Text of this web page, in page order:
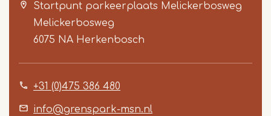
Startpunt parkeerplaats Melickerbosweg
Melickerbosweg
6075 NA Herkenbosch
+31 (0)475 386 480
info@grenspark-msn.nl